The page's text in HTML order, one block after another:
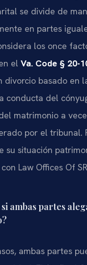
se divide de
en partes
los once
el Va. Code § 20-
divorcio basado en
conducta del
matrimonio a
por el tribunal.
su situación
Law Offices Of
si ambas partes
ambas partes